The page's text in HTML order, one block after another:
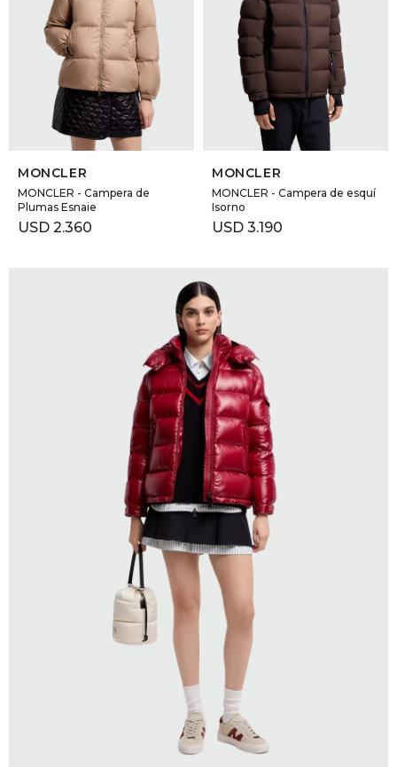
SELECCIONAR TALLE
MONCLER
MONCLER - Campera de
Plumas Esnaie
USD 2.360
SELECCIONAR TALLE
MONCLER
MONCLER - Campera de esquí
Isorno
USD 3.190